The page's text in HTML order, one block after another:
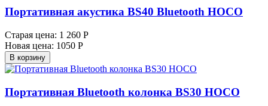
Портативная акустика BS40 Bluetooth HOCO
Старая цена: 1 260 Р
Новая цена: 1050 Р
В корзину
Портативная Bluetooth колонка BS30 HOCO